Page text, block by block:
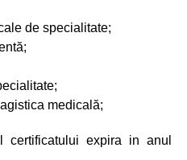
de specialitate;
medicală;
certificatului expira in anul